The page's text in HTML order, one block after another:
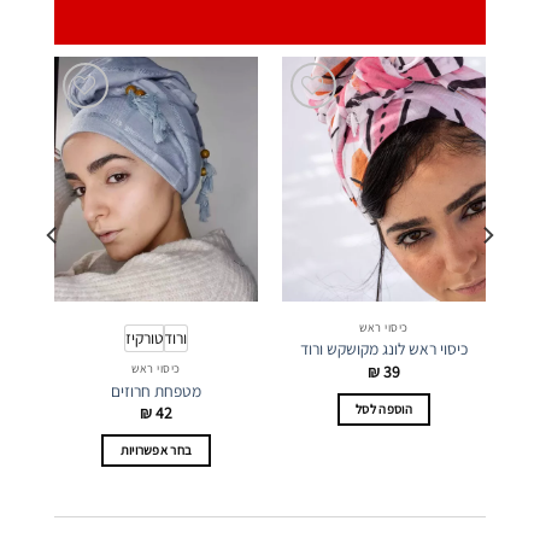
כיסוי ראש
כיסוי ראש לונג מקושקש ורוד
₪39
הוספה לסל
ורודטורקיז
כיסוי ראש
מטפחת חרוזים
₪42
בחר אפשרויות